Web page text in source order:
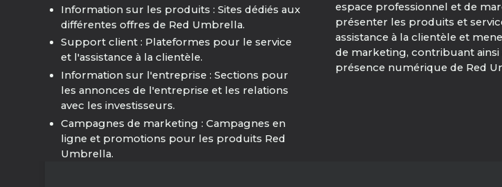
Information sur les produits : Sites dédiés aux
différentes offres de Red Umbrella.
Support client : Plateformes pour le service
et l'assistance à la clientèle.
Information sur l'entreprise : Sections pour
les annonces de l'entreprise et les relations
avec les investisseurs.
Campagnes de marketing : Campagnes en
ligne et promotions pour les produits Red
Umbrella.
espace professionnel et de
présenter les produits et
assistance à la clientèle et
de marketing, contribuant
présence numérique de Red